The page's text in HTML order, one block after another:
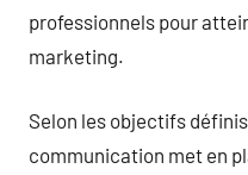
professionnels pour
marketing.
Selon les objectifs
communication met en